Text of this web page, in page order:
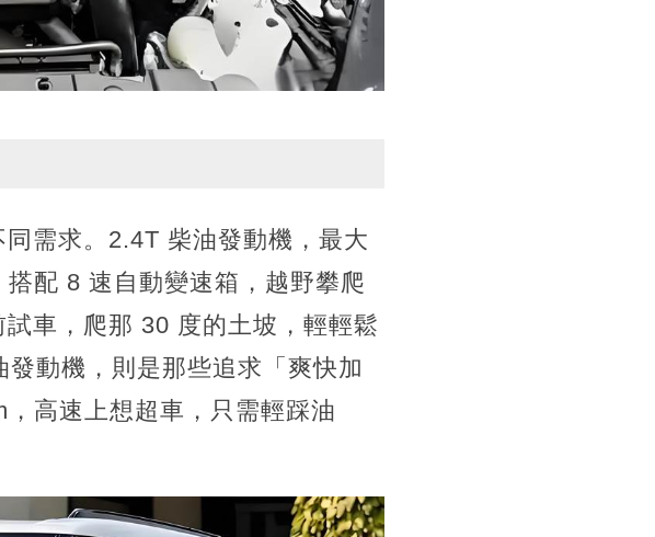
需求。2.4T 柴油發動機，最大
配 8 速自動變速箱，越野攀爬
車，爬那 30 度的土坡，輕輕鬆
動機，則是那些追求「爽快加
高速上想超車，只需輕踩油